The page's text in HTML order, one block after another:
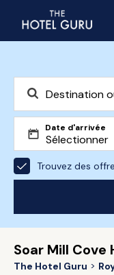
Date d'arrivée
Trouvez des
Soar Mill Cove
The Hotel Guru